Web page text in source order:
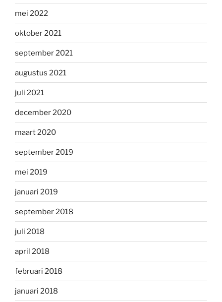
mei 2022
oktober 2021
september 2021
augustus 2021
juli 2021
december 2020
maart 2020
september 2019
mei 2019
januari 2019
september 2018
juli 2018
april 2018
februari 2018
januari 2018